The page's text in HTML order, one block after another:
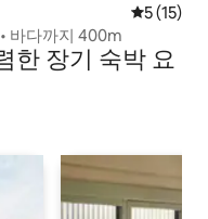
평점 5점
5 (15)
바다까지 400m
한 장기 숙박 요